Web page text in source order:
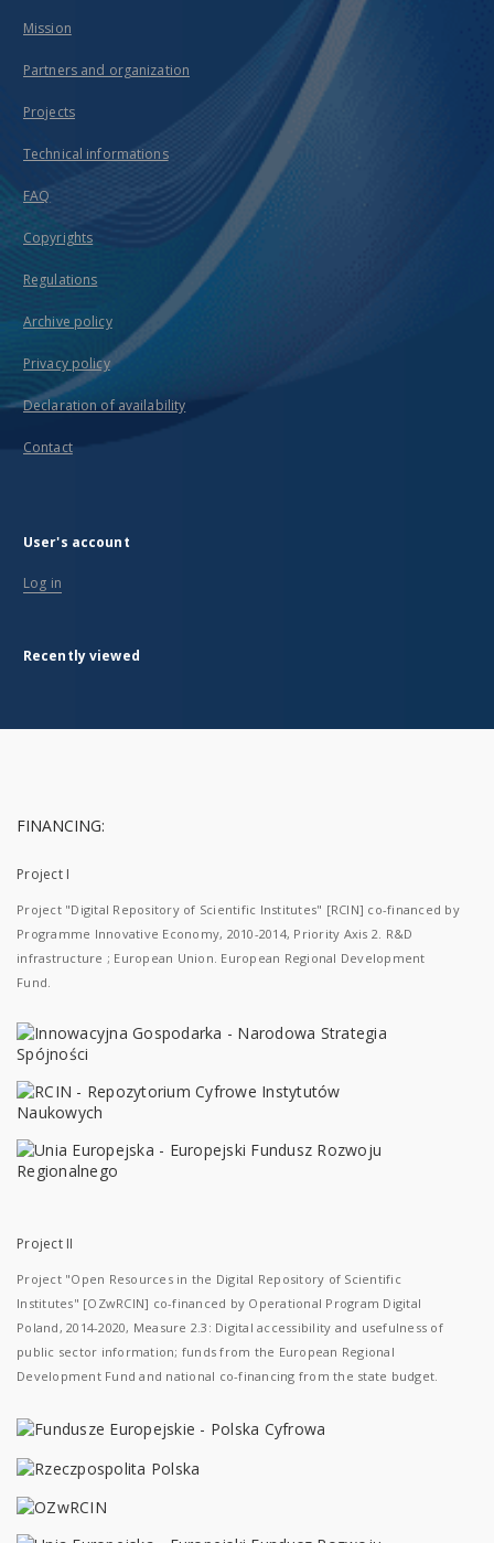
Mission
Partners and organization
Projects
Technical informations
FAQ
Copyrights
Regulations
Archive policy
Privacy policy
Declaration of availability
Contact
User's account
Log in
Recently viewed
FINANCING:
Project I
Project "Digital Repository of Scientific Institutes" [RCIN] co-financed by
Programme Innovative Economy, 2010-2014, Priority Axis 2. R&D
infrastructure ; European Union. European Regional Development
Fund.
Project II
Project "Open Resources in the Digital Repository of Scientific
Institutes" [OZwRCIN] co-financed by Operational Program Digital
Poland, 2014-2020, Measure 2.3: Digital accessibility and usefulness of
public sector information; funds from the European Regional
Development Fund and national co-financing from the state budget.